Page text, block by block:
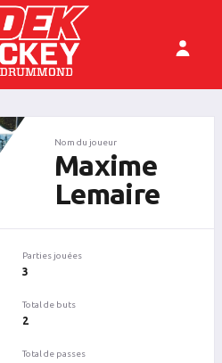
Nom du joueur
Maxime
Lemaire
Parties jouées
3
Total de buts
2
Total de passes